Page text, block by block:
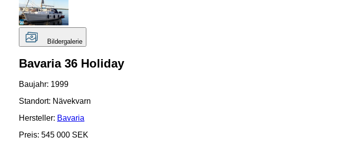
Bildergalerie
Bavaria 36 Holiday
Baujahr: 1999
Standort: Nävekvarn
Hersteller: Bavaria
Preis: 545 000 SEK